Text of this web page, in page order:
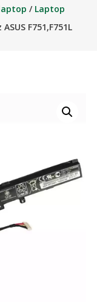
/ Laptop
F751,F751L